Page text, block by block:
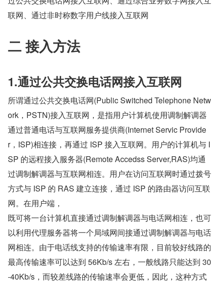
联网、通过非时称数字用户线接入互联网
二 接入方法
1.通过公共交换电话网接入互联网
所谓通过公共交换电话网(Public Switched Telephone Netw
ork，PSTN)接入互联网，是指用户计算机使用调制解调器
通过普通电话与互联网服务提供商(Internet Servic Provide
r，ISP)相连接，再通过 ISP 接入互联网。用户的计算机与 I
SP 的远程接入服务器(Remote Accedss Server,RAS)均通
过调制解调器与互联网相连。用户在访问互联网时通过拨号
方式与 ISP 的 RAS 建立连接，通过 ISP 的路由器访问互联
网。在用户端，
既可将一台计算机直接通过调制解调器与电话网相连，也可
以利用代理服务器将一个局域网间接通过调制解调器与电话
网相连。由于电话线支持的传输速率有限，目前较好线路的
最高传输速率可以达到 56Kb/s 左右，一般线路只能达到 30
-40Kb/s，而较差线路的传输速率会更低，因此，这种方式